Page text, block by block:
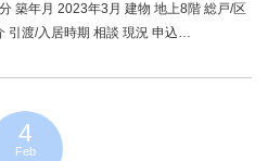
築年月 2023年3月 建物 地上8階 総戸/区
引渡/入居時期 相談 現況 申込…
4
Feb